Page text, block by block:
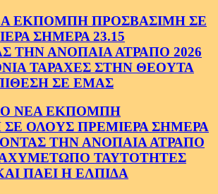
ΕΚΠΟΜΠΗ ΠΡΟΣΒΑΣΙΜΗ ΣΕ
ΣΗΜΕΡΑ 23.15
ΤΗΝ ΑΝΟΠΑΙΑ ΑΤΡΑΠΟ 2026
ΤΑΡΑΧΕΣ ΣΤΗΝ ΘΕΟΥΤΑ
ΣΕ ΕΜΑΣ
ΝΕΑ ΕΚΠΟΜΠΗ
ΟΛΟΥΣ ΠΡΕΜΙΕΡΑ ΣΗΜΕΡΑ
ΤΗΝ ΑΝΟΠΑΙΑ ΑΤΡΑΠΟ
ΤΑΥΤΟΤΗΤΕΣ
ΠΑΕΙ Η ΕΛΠΙΔΑ